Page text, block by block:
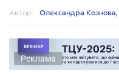
Автор: Олександра Кознова,
Реклама